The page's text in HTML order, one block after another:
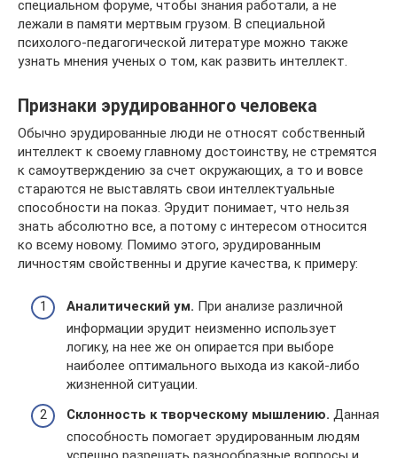
специальном форуме, чтобы знания работали, а не
лежали в памяти мертвым грузом. В специальной
психолого-педагогической литературе можно также
узнать мнения ученых о том, как развить интеллект.
Признаки эрудированного человека
Обычно эрудированные люди не относят собственный
интеллект к своему главному достоинству, не стремятся
к самоутверждению за счет окружающих, а то и вовсе
стараются не выставлять свои интеллектуальные
способности на показ. Эрудит понимает, что нельзя
знать абсолютно все, а потому с интересом относится
ко всему новому. Помимо этого, эрудированным
личностям свойственны и другие качества, к примеру:
Аналитический ум. При анализе различной
информации эрудит неизменно использует
логику, на нее же он опирается при выборе
наиболее оптимального выхода из какой-либо
жизненной ситуации.
Склонность к творческому мышлению. Данная
способность помогает эрудированным людям